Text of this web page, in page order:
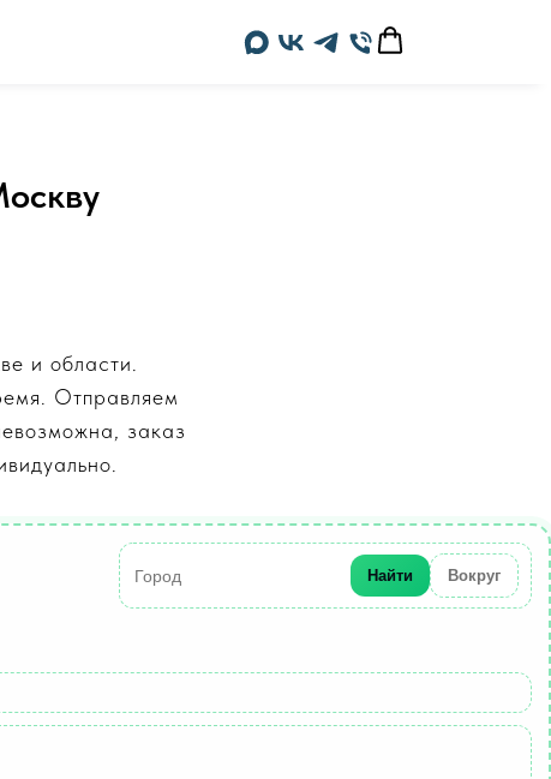
и области.
Отправляем
заказ
Найти Вокруг